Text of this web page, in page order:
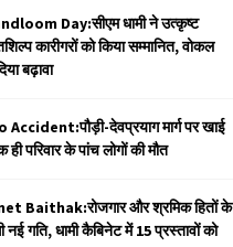
Day:सीएम धामी ने उत्कृष्ट
कारीगरों को किया सम्मानित, वोकल
बढ़ावा
देवप्रयाग मार्ग पर खाई
ही परिवार के पांच लोगों की मौत
Baithak:रोजगार और श्रमिक हितों के
नई गति, धामी कैबिनेट में 15 प्रस्तावों को